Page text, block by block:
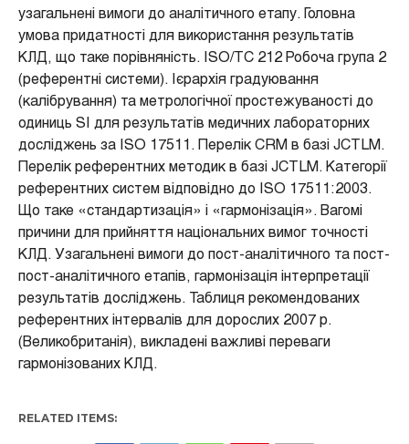
узагальнені вимоги до аналітичного етапу. Головна
умова придатності для використання результатів
КЛД, що таке порівняність. ISO/TC 212 Робоча група 2
(референтні системи). Ієрархія градуювання
(калібрування) та метрологічної простежуваності до
одиниць SI для результатів медичних лабораторних
досліджень за ISO 17511. Перелік CRM в базі JCTLM.
Перелік референтних методик в базі JCTLM. Категорії
референтних систем відповідно до ISO 17511:2003.
Що таке «стандартизація» і «гармонізація». Вагомі
причини для прийняття національних вимог точності
КЛД. Узагальнені вимоги до пост-аналітичного та пост-
пост-аналітичного етапів, гармонізація інтерпретації
результатів досліджень. Таблиця рекомендованих
референтних інтервалів для дорослих 2007 р.
(Великобританія), викладені важливі переваги
гармонізованих КЛД.
RELATED ITEMS: